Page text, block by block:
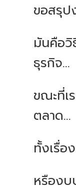
ขอสรุป
มันคือวิ
ธุรกิจ...
ขณะที่เ
ตลาด...
ทั้งเรื่อ
หรืองบ